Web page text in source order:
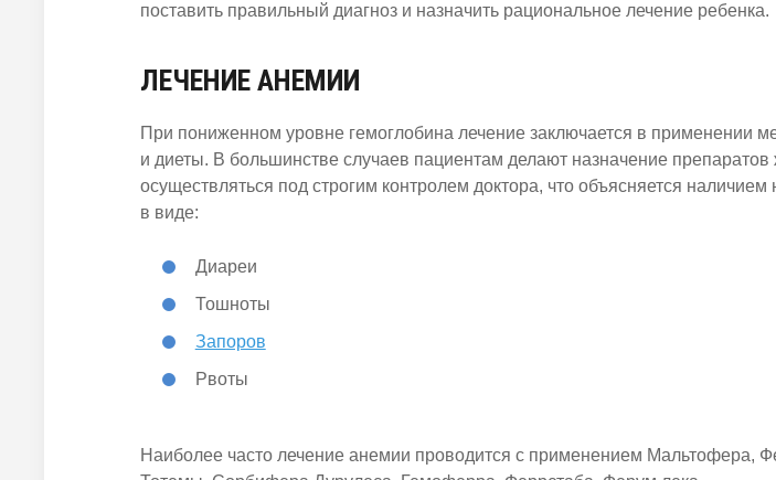
поставить правильный диагноз и назначить рациональное лечение ребенка.
ЛЕЧЕНИЕ АНЕМИИ
При пониженном уровне гемоглобина лечение заключается в применении
и диеты. В большинстве случаев пациентам делают назначение
осуществляться под строгим контролем доктора, что объясняется
в виде:
Диареи
Тошноты
Запоров
Рвоты
Наиболее часто лечение анемии проводится с применением Мальтофера,